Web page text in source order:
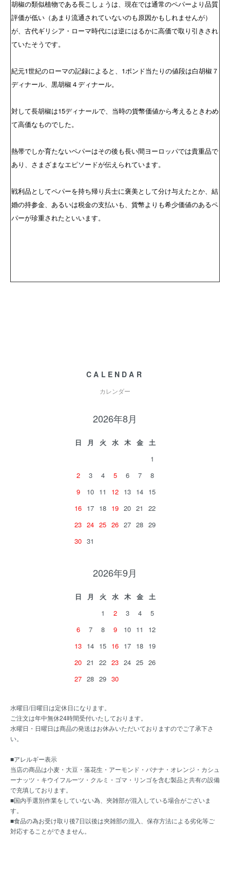
胡椒の類似植物である長こしょうは、現在では通常のペパーより品質
評価が低い（あまり流通されていないのも原因かもしれませんが）
が、古代ギリシア・ローマ時代には逆にはるかに高価で取り引きされ
ていたそうです。
紀元1世紀のローマの記録によると、1ポンド当たりの値段は白胡椒７
ディナール、黒胡椒４ディナール。
対して長胡椒は15ディナールで、当時の貨幣価値から考えるときわめ
て高価なものでした。
熱帯でしか育たないペパーはその後も長い間ヨーロッパでは貴重品で
あり、さまざまなエピソードが伝えられています。
戦利品としてペパーを持ち帰り兵士に褒美として分け与えたとか、結
婚の持参金、あるいは税金の支払いも、貨幣よりも希少価値のあるペ
パーが珍重されたといいます。
CALENDAR
カレンダー
2026年8月
日 月 火 水 木 金
土
1
2
3 4 5 6 7
8
9
10 11 12 13 14 15
16 17 18 19 20 21
22
23 24 25 26 27 28 29
30 31
2026年9月
日 月 火 水 木 金
土
1
2 3 4
5
6
7 8 9 10 11
12
13 14 15 16 17 18 19
20 21 22 23 24 25 26
27 28 29 30
水曜日/日曜日は定休日になります。
ご注文は年中無休24時間受付いたしております。
水曜日・日曜日は商品の発送はお休みいただいておりますのでご了承下さ
い。
■アレルギー表示
当店の商品は小麦・大豆・落花生・アーモンド・バナナ・オレンジ・カシュ
ーナッツ・キウイフルーツ・クルミ・ゴマ・リンゴを含む製品と共有の設備
で充填しております。
■国内手選別作業をしていない為、夾雑部が混入している場合がございま
す。
■食品の為お受け取り後7日以後は夾雑部の混入、保存方法による劣化等ご
対応することができません。